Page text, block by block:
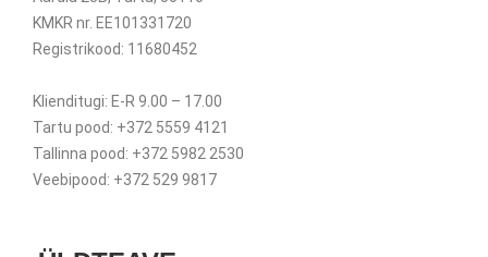
KMKR nr. EE101331720
Registrikood: 11680452
Klienditugi: E-R 9.00 – 17.00
Tartu pood: +372 5559 4121
Tallinna pood: +372 5982 2530
Veebipood: +372 529 9817